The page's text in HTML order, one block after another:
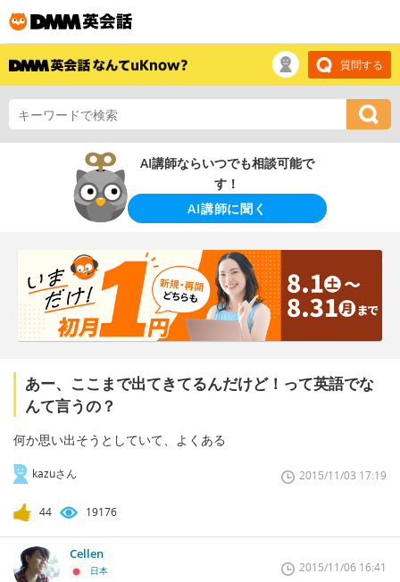
質問する
AI講師ならいつでも相談可能で
す！
AI講師に聞く
あー、ここまで出てきてるんだけど！って英語でな
んて言うの？
何か思い出そうとしていて、よくある
kazuさん 2015/11/03 17:19
44 19176
Cellen
日本 2015/11/06 16:41